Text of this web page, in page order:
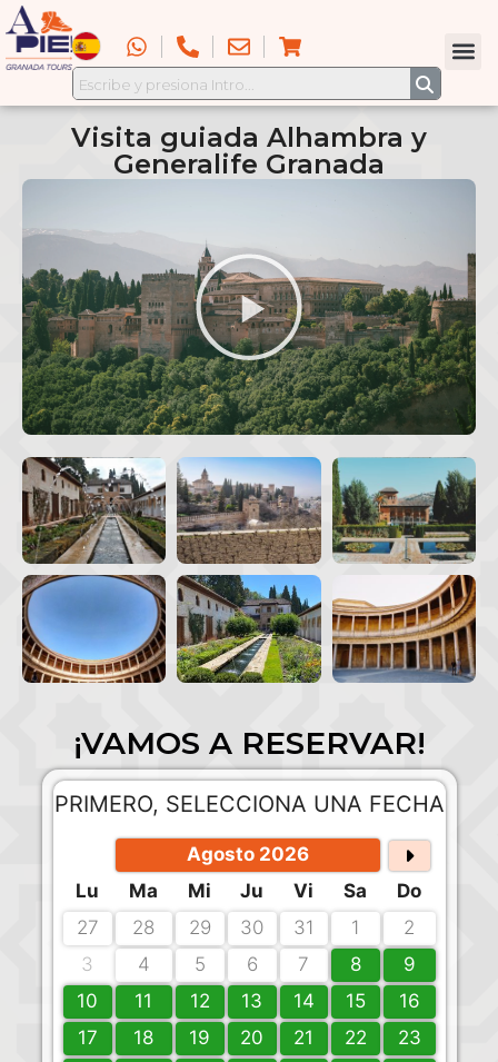
Visita guiada Alhambra y
Generalife Granada
¡VAMOS A RESERVAR!
PRIMERO, SELECCIONA UNA FECHA
Agosto 2026
Lu
Ma Mi Ju Vi Sa
Do
27
28 29 30 31 1
2
3
4 5 6 7 8
9
10
11 12 13 14 15
16
17
18 19 20 21 22
23